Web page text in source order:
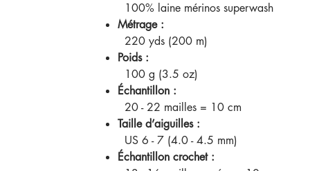
100% laine mérinos superwash
Métrage :
220 yds (200 m)
Poids :
100 g (3.5 oz)
Échantillon :
20 - 22 mailles = 10 cm
Taille d’aiguilles :
US 6 - 7 (4.0 - 4.5 mm)
Échantillon crochet :